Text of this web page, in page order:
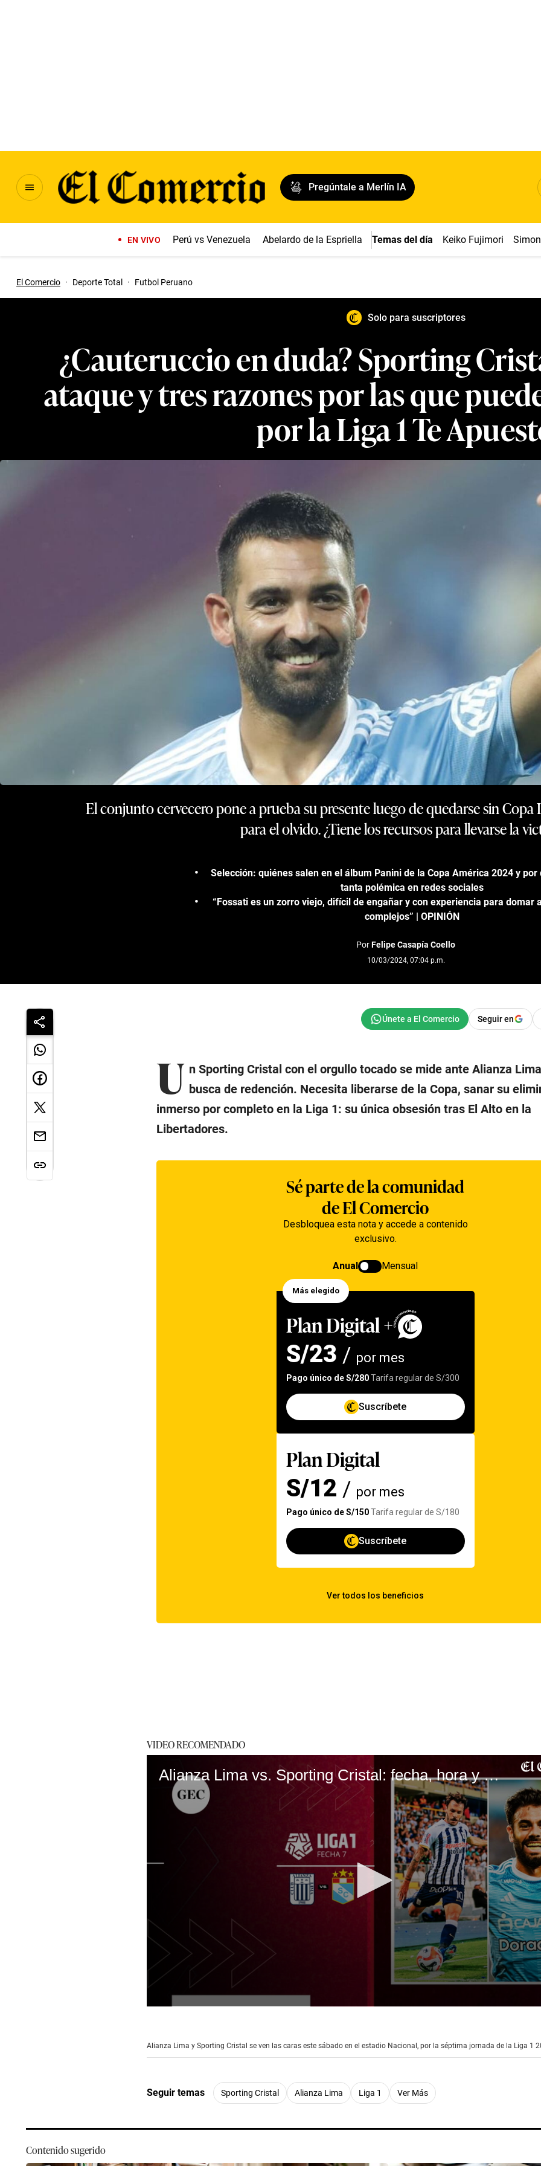
Pregúntale a Merlín IA
EN VIVO Perú vs Venezuela Abelardo de la Espriella Temas del día Keiko Fujimori
El Comercio · Deporte Total · Futbol Peruano
Solo para suscriptores
¿Cauteruccio en duda? Sporting
ataque y tres razones por las que
por la Liga 1 Te
El conjunto cervecero pone a prueba su presente luego de quedarse sin
para el olvido. ¿Tiene los recursos para llevarse la
Selección: quiénes salen en el álbum Panini de la Copa América 2024 y por
tanta polémica en redes sociales
“Fossati es un zorro viejo, difícil de engañar y con experiencia para domar
complejos” | OPINIÓN
PorFelipe Casapía Coello
10/03/2024, 07:04 p.m.
Seguir en
U n Sporting Cristal con el orgullo tocado se mide ante Alianza
busca de redención. Necesita liberarse de la Copa, sanar su
inmerso por completo en la Liga 1: su única obsesión tras El Alto en la
Libertadores.
VIDEO RECOMENDADO
Alianza Lima vs. Sporting Cristal: fecha, hora y canales de TV para ver el partido
minute,
49
Alianza Lima y Sporting Cristal se ven las caras este sábado en el estadio Nacional, por la séptima jornada de la Liga 1
Seguir temas Sporting Cristal Alianza Lima Liga 1 Ver Más
Contenido sugerido